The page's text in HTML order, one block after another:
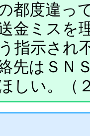
都度違っ
金ミスを
指示され
先はＳＮ
しい。（